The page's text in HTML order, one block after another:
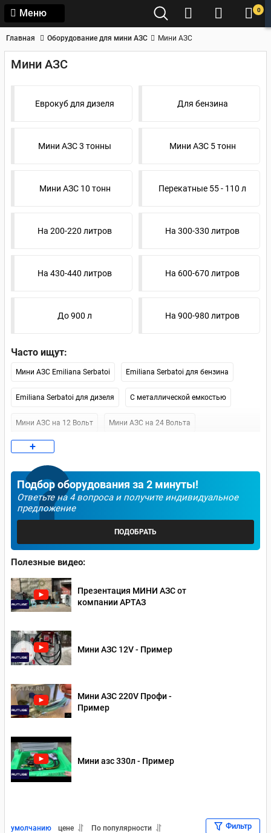
Меню 0
Главная Оборудование для мини АЗС Мини АЗС
Мини АЗС
Еврокуб для дизеля Для бензина
Мини АЗС 3 тонны Мини АЗС 5 тонн
Мини АЗС 10 тонн Перекатные 55 - 110 л
На 200-220 литров На 300-330 литров
На 430-440 литров На 600-670 литров
До 900 л На 900-980 литров
Часто ищут:
Мини АЗС Emiliana Serbatoi Emiliana Serbatoi для бензина
Emiliana Serbatoi для дизеля С металлической емкостью
Мини АЗС на 12 Вольт Мини АЗС на 24 Вольта
Мини АЗС на 220 Вольт
Мини АЗС Artaz Мини АЗС Petroll Мини АЗС Piusi
Мини АЗС Kingspan Москва (наличие) СПб (наличие)
+
Подбор оборудования за 2 минуты!
Ответьте на 4 вопроса и получите индивидуальное
предложение
ПОДОБРАТЬ
Полезные видео:
Презентация МИНИ АЗС от
компании АРТАЗ
Мини АЗС 12V - Пример
Мини АЗС 220V Профи -
Пример
Мини азс 330л - Пример
умолчанию цене По популярности Фильтр